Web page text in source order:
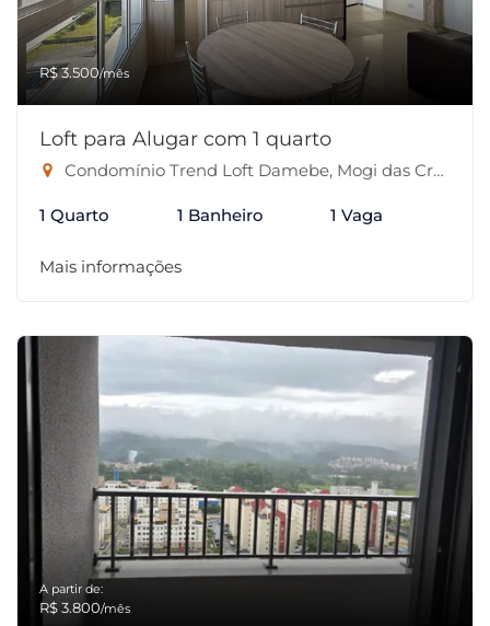
R$ 3.500/mês
Loft para Alugar com 1 quarto
Condomínio Trend Loft Damebe, Mogi das Cruzes-SP
1 Quarto 1 Banheiro 1 Vaga
Mais informações
A partir de:
R$ 3.800/mês